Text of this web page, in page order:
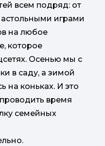
всем подряд: от
играми
на любое
которое
Осенью мы с
в саду, а зимой
на коньках. И это
время
семейных